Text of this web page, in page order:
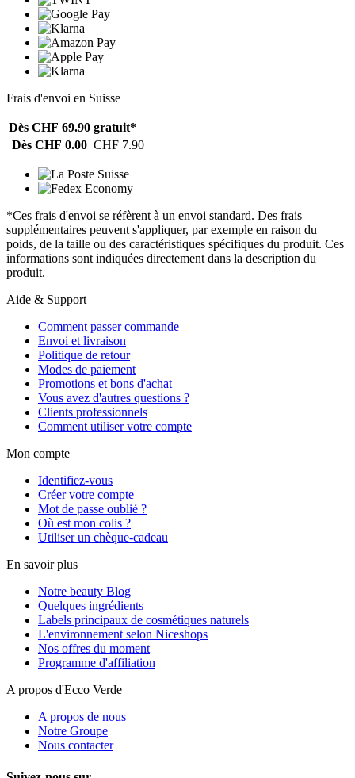
Frais d'envoi en Suisse
Dès CHF 69.90 gratuit*
Dès CHF 0.00 CHF 7.90
*Ces frais d'envoi se réfèrent à un envoi standard. Des frais
supplémentaires peuvent s'appliquer, par exemple en raison du
poids, de la taille ou des caractéristiques spécifiques du produit. Ces
informations sont indiquées directement dans la description du
produit.
Aide & Support
Comment passer commande
Envoi et livraison
Politique de retour
Modes de paiement
Promotions et bons d'achat
Vous avez d'autres questions ?
Clients professionnels
Comment utiliser votre compte
Mon compte
Identifiez-vous
Créer votre compte
Mot de passe oublié ?
Où est mon colis ?
Utiliser un chèque-cadeau
En savoir plus
Notre beauty Blog
Quelques ingrédients
Labels principaux de cosmétiques naturels
L'environnement selon Niceshops
Nos offres du moment
Programme d'affiliation
A propos d'Ecco Verde
A propos de nous
Notre Groupe
Nous contacter